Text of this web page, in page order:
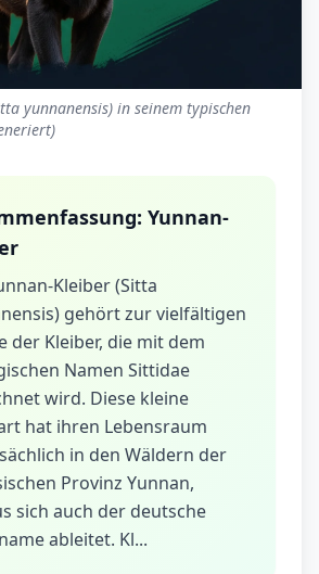
yunnanensis) in seinem typischen
Yunnan-
Kleiber (Sitta
gehört zur vielfältigen
der Kleiber, die mit dem
Namen Sittidae
wird. Diese kleine
hat ihren Lebensraum
in den Wäldern der
Provinz Yunnan,
sich auch der deutsche
ableitet. Kl...